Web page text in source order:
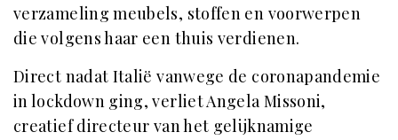
verzameling meubels, stoffen en voorwerpen
die volgens haar een thuis verdienen.
Direct nadat Italië vanwege de coronapandemie
in lockdown ging, verliet Angela Missoni,
creatief directeur van het gelijknamige